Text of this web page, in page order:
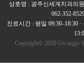
상호명 : 광주신세계치과의
062-352-
진료시간 : 평일 09:30–18:30
Copyright© 2020 Gwangju